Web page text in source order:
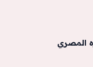
المصري